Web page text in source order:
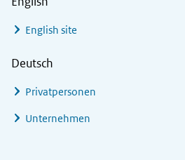
English site
Deutsch
Privatpersonen
Unternehmen